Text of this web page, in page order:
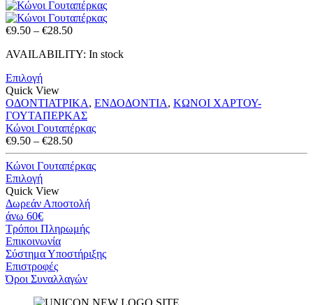
€9.50 – €28.50Price
€9.50
AVAILABILITY: In stock
Επιλογή
Quick View
ΟΔΟΝΤΙΑΤΡΙΚΑ, ΕΝΔΟΔΟΝΤΙΑ, ΚΩΝΟΙ ΧΑΡΤΟΥ-
ΓΟΥΤΑΠΕΡΚΑΣ
Κώνοι Γουταπέρκας
€9.50 – €28.50Price
range:
€9.50
Κώνοι Γουταπέρκας
Επιλογή
Quick View
Δωρεάν Αποστολή
άνω 60€
Τρόποι Πληρωμής
Eπικοινωνία
Σύστημα Υποστήριξης
Επιστροφές
Όροι Συναλλαγών